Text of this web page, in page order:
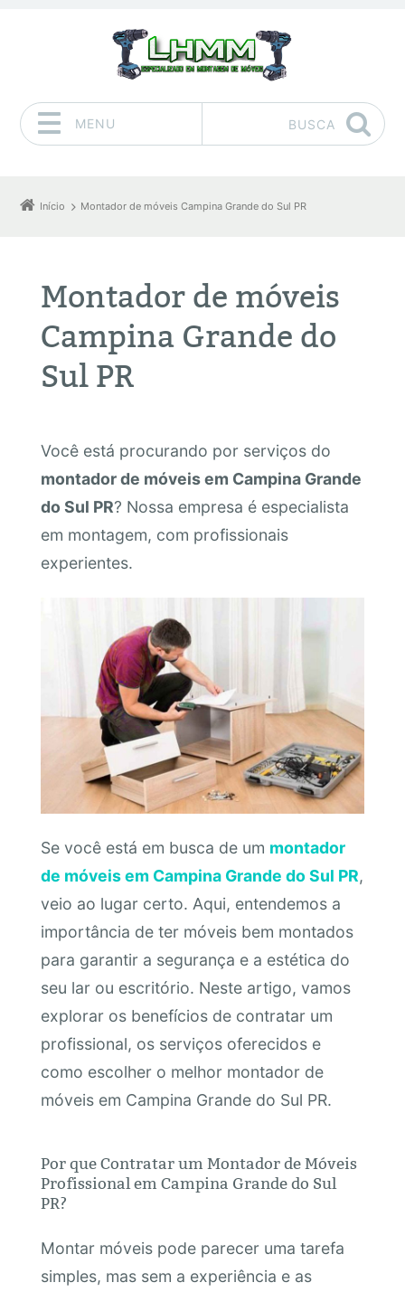
MENU BUSCA
Início Montador de móveis Campina Grande do Sul PR
Montador de móveis
Campina Grande do
Sul PR
Você está procurando por serviços do
montador de móveis em Campina Grande
do Sul PR? Nossa empresa é especialista
em montagem, com profissionais
experientes.
Se você está em busca de um montador
de móveis em Campina Grande do Sul PR,
veio ao lugar certo. Aqui, entendemos a
importância de ter móveis bem montados
para garantir a segurança e a estética do
seu lar ou escritório. Neste artigo, vamos
explorar os benefícios de contratar um
profissional, os serviços oferecidos e
como escolher o melhor montador de
móveis em Campina Grande do Sul PR.
Por que Contratar um Montador de Móveis
Profissional em Campina Grande do Sul
PR?
Montar móveis pode parecer uma tarefa
simples, mas sem a experiência e as